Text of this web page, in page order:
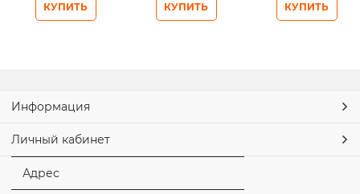
КУПИТЬ КУПИТЬ КУПИТЬ
Информация
Личный кабинет
Адрес